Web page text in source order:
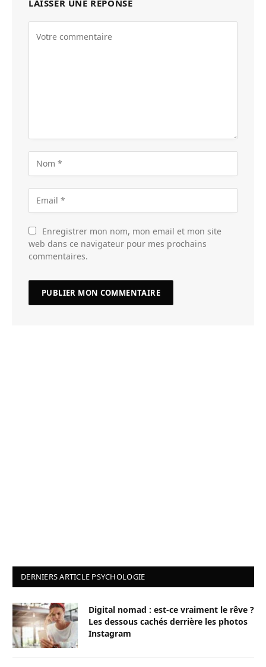
LAISSER UNE RÉPONSE
Enregistrer mon nom, mon email et mon site
web dans ce navigateur pour mes prochains
commentaires.
DERNIERS ARTICLE PSYCHOLOGIE
Digital nomad : est-ce vraiment le rêve ?
Les dessous cachés derrière les photos
Instagram